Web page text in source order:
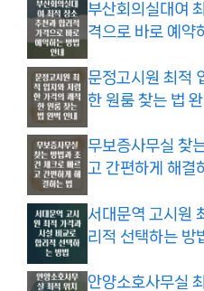
부산회의실대여
격으로 바로 예약
문정고시원 최적
한 원룸 찾는 법
무보증사무실 찾
고 간편하게 해결
서대문역 고시원
리적 선택하는 방
안양소호사무실